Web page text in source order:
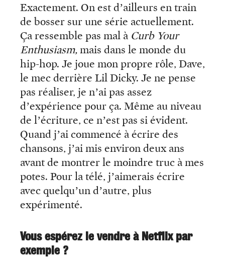
Exactement. On est d’ailleurs en train
de bosser sur une série actuellement.
Ça ressemble pas mal à Curb Your
Enthusiasm,mais dans le monde du
hip-hop. Je joue mon propre rôle, Dave,
le mec derrière Lil Dicky. Je ne pense
pas réaliser, je n’ai pas assez
d’expérience pour ça. Même au niveau
de l’écriture, ce n’est pas si évident.
Quand j’ai commencé à écrire des
chansons, j’ai mis environ deux ans
avant de montrer le moindre truc à mes
potes. Pour la télé, j’aimerais écrire
avec quelqu’un d’autre, plus
expérimenté.
Vous espérez le vendre à Netflix par
exemple ?